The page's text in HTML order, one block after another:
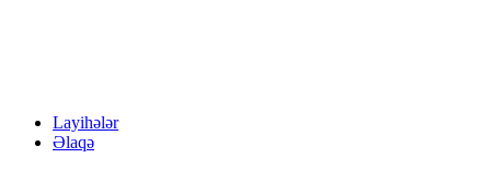
Layihələr
Əlaqə